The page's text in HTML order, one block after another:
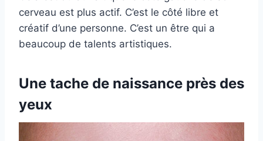
cerveau est plus actif. C’est le côté libre et
créatif d’une personne. C’est un être qui a
beaucoup de talents artistiques.
Une tache de naissance près des
yeux